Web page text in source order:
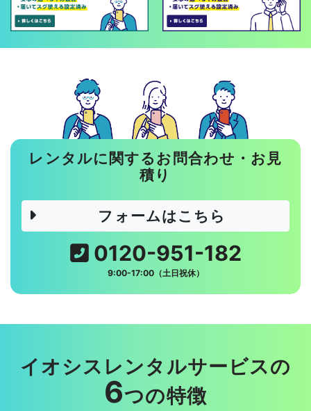
レンタルに関するお問合わせ・お見
積り
フォームはこちら
0120-951-182
9:00-17:00（土日祝休）
イオシスレンタルサービスの
6つの特徴